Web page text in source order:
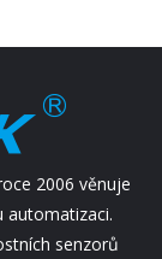
2006 věnuje
automatizaci.
senzorů